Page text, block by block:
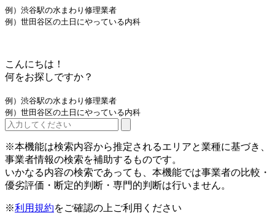
例）渋谷駅の水まわり修理業者
例）世田谷区の土日にやっている内科
こんにちは！
何をお探しですか？
例）渋谷駅の水まわり修理業者
例）世田谷区の土日にやっている内科
※本機能は検索内容から推定されるエリアと業種に基づき、
事業者情報の検索を補助するものです。
いかなる内容の検索であっても、本機能では事業者の比較・
優劣評価・断定的判断・専門的判断は行いません。
※利用規約をご確認の上ご利用ください